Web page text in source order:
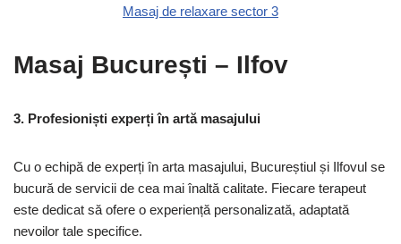
Masaj de relaxare sector 3
Masaj București – Ilfov
3. Profesioniști experți în artă masajului
Cu o echipă de experți în arta masajului, Bucureștiul și Ilfovul se
bucură de servicii de cea mai înaltă calitate. Fiecare terapeut
este dedicat să ofere o experiență personalizată, adaptată
nevoilor tale specifice.